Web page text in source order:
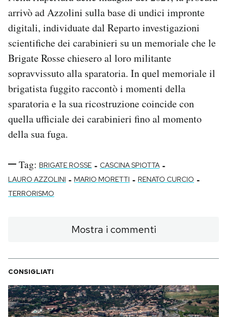
arrivò ad Azzolini sulla base di undici impronte
digitali, individuate dal Reparto investigazioni
scientifiche dei carabinieri su un memoriale che le
Brigate Rosse chiesero al loro militante
sopravvissuto alla sparatoria. In quel memoriale il
brigatista fuggito raccontò i momenti della
sparatoria e la sua ricostruzione coincide con
quella ufficiale dei carabinieri fino al momento
della sua fuga.
Tag: BRIGATE ROSSE - CASCINA SPIOTTA -
LAURO AZZOLINI - MARIO MORETTI - RENATO CURCIO -
TERRORISMO
Mostra i commenti
CONSIGLIATI